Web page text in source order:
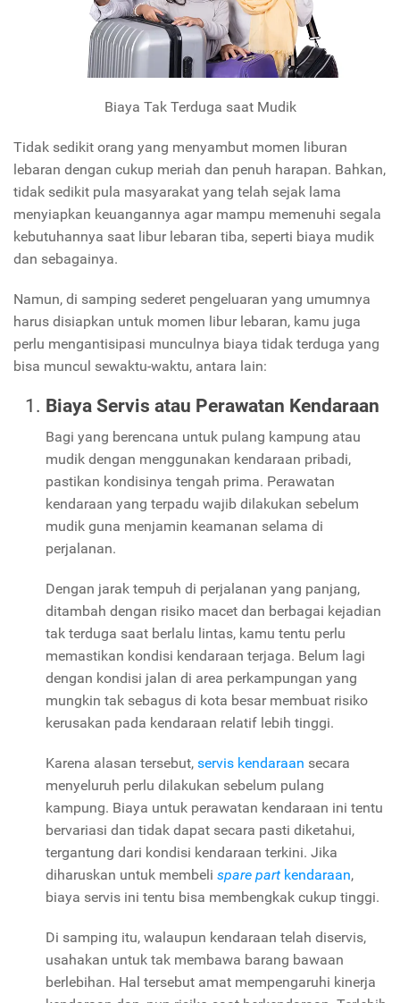
Biaya Tak Terduga saat Mudik
Tidak sedikit orang yang menyambut momen liburan
lebaran dengan cukup meriah dan penuh harapan. Bahkan,
tidak sedikit pula masyarakat yang telah sejak lama
menyiapkan keuangannya agar mampu memenuhi segala
kebutuhannya saat libur lebaran tiba, seperti biaya mudik
dan sebagainya.
Namun, di samping sederet pengeluaran yang umumnya
harus disiapkan untuk momen libur lebaran, kamu juga
perlu mengantisipasi munculnya biaya tidak terduga yang
bisa muncul sewaktu-waktu, antara lain:
Biaya Servis atau Perawatan Kendaraan
Bagi yang berencana untuk pulang kampung atau
mudik dengan menggunakan kendaraan pribadi,
pastikan kondisinya tengah prima. Perawatan
kendaraan yang terpadu wajib dilakukan sebelum
mudik guna menjamin keamanan selama di
perjalanan.
Dengan jarak tempuh di perjalanan yang panjang,
ditambah dengan risiko macet dan berbagai kejadian
tak terduga saat berlalu lintas, kamu tentu perlu
memastikan kondisi kendaraan terjaga. Belum lagi
dengan kondisi jalan di area perkampungan yang
mungkin tak sebagus di kota besar membuat risiko
kerusakan pada kendaraan relatif lebih tinggi.
Karena alasan tersebut, servis kendaraan secara
menyeluruh perlu dilakukan sebelum pulang
kampung. Biaya untuk perawatan kendaraan ini tentu
bervariasi dan tidak dapat secara pasti diketahui,
tergantung dari kondisi kendaraan terkini. Jika
diharuskan untuk membeli spare part kendaraan,
biaya servis ini tentu bisa membengkak cukup tinggi.
Di samping itu, walaupun kendaraan telah diservis,
usahakan untuk tak membawa barang bawaan
berlebihan. Hal tersebut amat mempengaruhi kinerja